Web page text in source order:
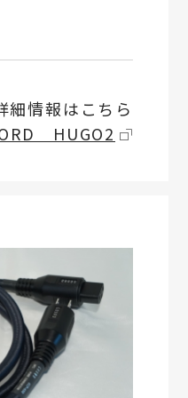
細情報はこちら
HUGO2